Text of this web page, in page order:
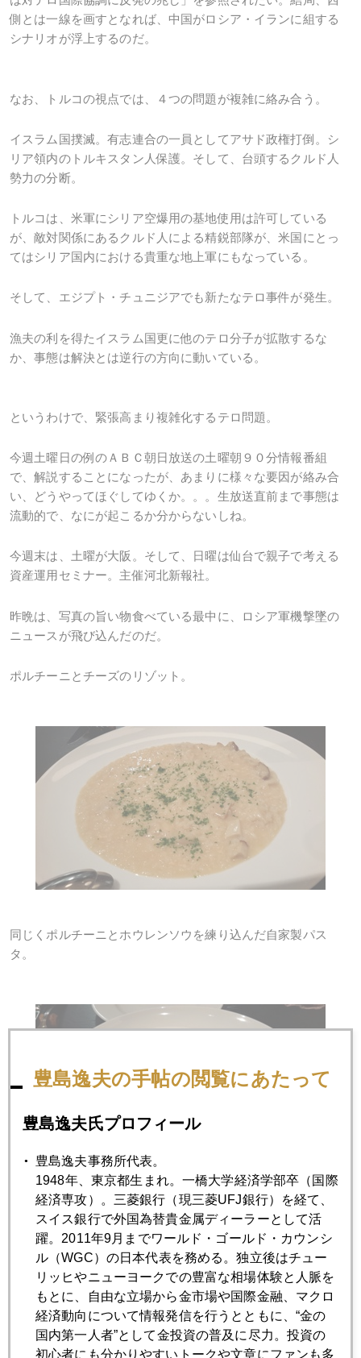
側とは一線を画すとなれば、中国がロシア・イランに組する
シナリオが浮上するのだ。
なお、トルコの視点では、４つの問題が複雑に絡み合う。
イスラム国撲滅。有志連合の一員としてアサド政権打倒。シ
リア領内のトルキスタン人保護。そして、台頭するクルド人
勢力の分断。
トルコは、米軍にシリア空爆用の基地使用は許可している
が、敵対関係にあるクルド人による精鋭部隊が、米国にとっ
てはシリア国内における貴重な地上軍にもなっている。
そして、エジプト・チュニジアでも新たなテロ事件が発生。
漁夫の利を得たイスラム国更に他のテロ分子が拡散するな
か、事態は解決とは逆行の方向に動いている。
というわけで、緊張高まり複雑化するテロ問題。
今週土曜日の例のＡＢＣ朝日放送の土曜朝９０分情報番組
で、解説することになったが、あまりに様々な要因が絡み合
い、どうやってほぐしてゆくか。。。生放送直前まで事態は
流動的で、なにが起こるか分からないしね。
今週末は、土曜が大阪。そして、日曜は仙台で親子で考える
資産運用セミナー。主催河北新報社。
昨晩は、写真の旨い物食べている最中に、ロシア軍機撃墜の
ニュースが飛び込んだのだ。
ポルチーニとチーズのリゾット。
同じくポルチーニとホウレンソウを練り込んだ自家製パス
タ。
そして、焦げ目がパリパリで、絶妙のトマト味の真鯛グリ
豊島逸夫の手帖の閲覧にあたって
豊島逸夫氏プロフィール
豊島逸夫事務所代表。
1948年、東京都生まれ。一橋大学経済学部卒（国際
経済専攻）。三菱銀行（現三菱UFJ銀行）を経て、
スイス銀行で外国為替貴金属ディーラーとして活
躍。2011年9月までワールド・ゴールド・カウンシ
ル（WGC）の日本代表を務める。独立後はチュー
リッヒやニューヨークでの豊富な相場体験と人脈を
もとに、自由な立場から金市場や国際金融、マクロ
経済動向について情報発信を行うとともに、“金の
国内第一人者”として金投資の普及に尽力。投資の
初心者にも分かりやすいトークや文章にファンも多